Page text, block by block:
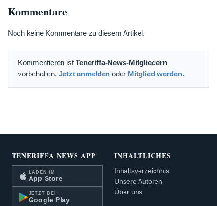
Kommentare
Noch keine Kommentare zu diesem Artikel.
Kommentieren ist Teneriffa-News-Mitgliedern
vorbehalten. Jetzt anmelden oder Mitglied werden.
TENERIFFA NEWS APP
LADEN IM
App Store
JETZT BEI
Google Play
INHALTLICHES
Inhaltsverzeichnis
Unsere Autoren
Über uns